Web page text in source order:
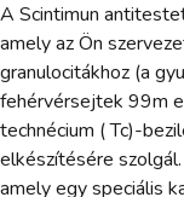
A Scintimun
amely az Ön
granulocitákhoz (a
fehérvérsejtek 99m
technécium ( Tc)-
elkészítésére
amely egy speciális